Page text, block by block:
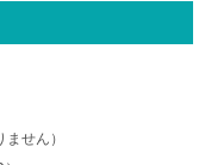
せん）